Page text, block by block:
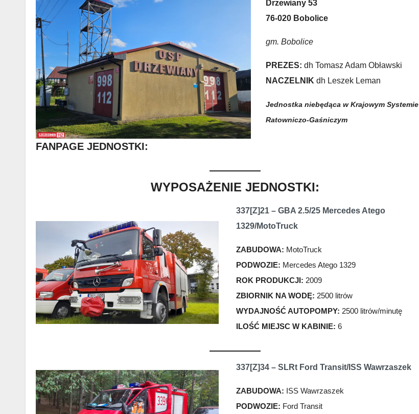
Drzewiany 53
76-020 Bobolice
gm. Bobolice
PREZES: dh Tomasz Adam Obławski
NACZELNIK dh Leszek Leman
Jednostka niebędąca w Krajowym Systemie
Ratowniczo-Gaśniczym
FANPAGE JEDNOSTKI:
WYPOSAŻENIE JEDNOSTKI:
337[Z]21 – GBA 2.5/25 Mercedes Atego
1329/MotoTruck
ZABUDOWA: MotoTruck
PODWOZIE: Mercedes Atego 1329
ROK PRODUKCJI: 2009
ZBIORNIK NA WODĘ: 2500 litrów
WYDAJNOŚĆ AUTOPOMPY: 2500 litrów/minutę
ILOŚĆ MIEJSC W KABINIE: 6
337[Z]34 – SLRt Ford Transit/ISS Wawrzaszek
ZABUDOWA: ISS Wawrzaszek
PODWOZIE: Ford Transit